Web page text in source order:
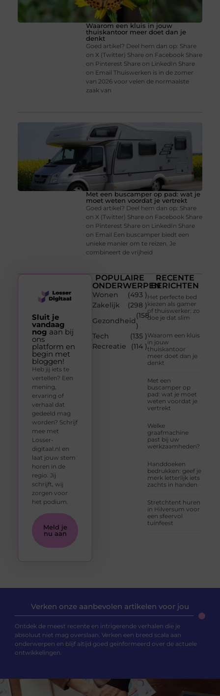
Waarom een kluis in jouw
thuiskantoor meer doet dan je
denkt
Goed artikel? Deel hem dan op: Share
on X (Twitter) Share on Facebook Share
on Pinterest Share on LinkedIn Share
on Email Thuiswerken is in de zomer
van 2026 voor velen de normaalste
zaak van
Met een buscamper op pad: wat je
moet weten voordat je vertrekt
Goed artikel? Deel hem dan op: Share
on X (Twitter) Share on Facebook Share
on Pinterest Share on LinkedIn Share
on Email Een buscamper biedt een
unieke manier om te reizen. Je
combineert de vrijheid
POPULAIRE
ONDERWERPEN
Wonen
(493 )
Zakelijk
(298 )
Gezondheid
(158
)
Tech
(135 )
Recreatie
(114 )
RECENTE
BERICHTEN
Het perfecte bed
kiezen als gamer
of thuiswerker: zo
doe je dat slim
Waarom een kluis
in jouw
thuiskantoor
meer doet dan je
denkt
Met een
buscamper op
pad: wat je moet
weten voordat je
vertrekt
Welke
graafmachine
past bij uw
werkzaamheden?
Handdoeken
bedrukken: geef je
merk letterlijk iets
zachts in handen
Stretchtent huren
in Hilversum voor
een sfeervol
tuinfeest
Sluit je
vandaag
nog aan bij
ons
platform en
begin met
bloggen!
Heb jij iets te
vertellen? Een
mening,
ervaring of
verhaal dat
gedeeld mag
worden? Schrijf
mee met
Losser-
digitaal.nl en
laat jouw stem
horen in de
regio. Jij
schrijft, wij
zorgen voor
het podium.
Meld je
nu aan
Verken onze aanbevolen artikelen voor jou
Ontdek de meest recente en intrigerende verhalen die je
absoluut niet mag overslaan. Verken een breed scala aan
onderwerpen en blijf altijd goed geïnformeerd over de actuele
ontwikkelingen.